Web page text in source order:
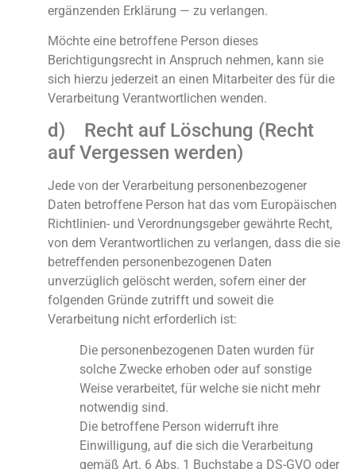
ergänzenden Erklärung — zu verlangen.
Möchte eine betroffene Person dieses
Berichtigungsrecht in Anspruch nehmen, kann sie
sich hierzu jederzeit an einen Mitarbeiter des für die
Verarbeitung Verantwortlichen wenden.
d) Recht auf Löschung (Recht
auf Vergessen werden)
Jede von der Verarbeitung personenbezogener
Daten betroffene Person hat das vom Europäischen
Richtlinien- und Verordnungsgeber gewährte Recht,
von dem Verantwortlichen zu verlangen, dass die sie
betreffenden personenbezogenen Daten
unverzüglich gelöscht werden, sofern einer der
folgenden Gründe zutrifft und soweit die
Verarbeitung nicht erforderlich ist:
Die personenbezogenen Daten wurden für
solche Zwecke erhoben oder auf sonstige
Weise verarbeitet, für welche sie nicht mehr
notwendig sind.
Die betroffene Person widerruft ihre
Einwilligung, auf die sich die Verarbeitung
gemäß Art. 6 Abs. 1 Buchstabe a DS-GVO oder